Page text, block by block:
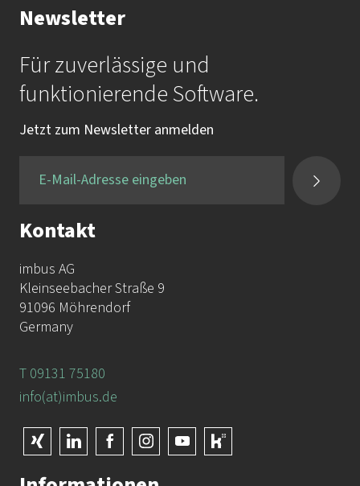
Newsletter
Für zuverlässige und
funktionierende Software.
Jetzt zum Newsletter anmelden
Kontakt
imbus AG
Kleinseebacher Straße 9
91096 Möhrendorf
Germany
T 09131 75180
info(at)imbus.de